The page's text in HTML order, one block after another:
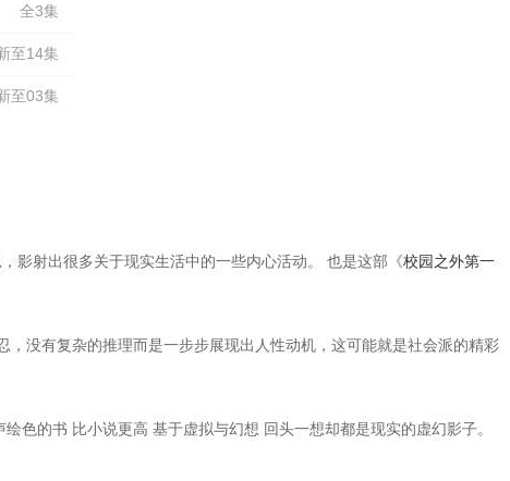
全3集
至14集
至03集
影射出很多关于现实生活中的一些内心活动。 也是这部《校园之外第一
没有复杂的推理而是一步步展现出人性动机，这可能就是社会派的精彩
色的书 比小说更高 基于虚拟与幻想 回头一想却都是现实的虚幻影子。